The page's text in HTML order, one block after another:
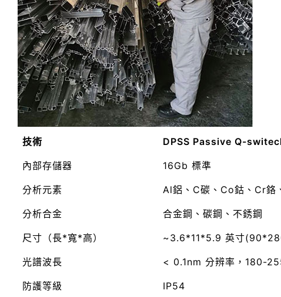
技術 DPSS Passive Q-
內部存儲器 16Gb 標準
分析元素 Al鋁、C碳、Co鈷、Cr鉻
分析合金 合金鋼、碳鋼、不銹鋼
尺寸（長*寬*高） ~3.6*11*5.9 英寸
光譜波長 < 0.1nm 分辨率，180-
防護等級 IP54